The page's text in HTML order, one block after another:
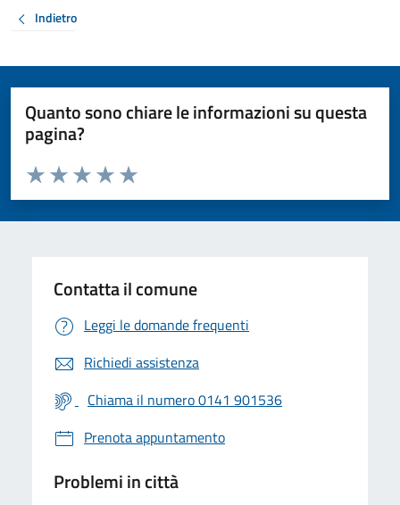
Indietro
Quanto sono chiare le informazioni su questa
pagina?
Valuta da 1 a 5 stelle la pagina
Valuta 5 stelle su 5
Valuta 4 stelle su 5
Valuta 3 stelle su 5
Valuta 2 stelle su 5
Valuta 1 stelle su 5
Contatta il comune
Leggi le domande frequenti
Richiedi assistenza
Chiama il numero 0141 901536
Prenota appuntamento
Problemi in città